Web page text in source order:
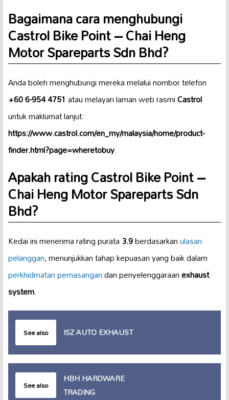
Bagaimana cara menghubungi
Castrol Bike Point – Chai Heng
Motor Spareparts Sdn Bhd?
Anda boleh menghubungi mereka melalui nombor telefon
+60 6-954 4751 atau melayari laman web rasmiCastrol
untuk maklumat lanjut:
https://www.castrol.com/en_my/malaysia/home/product-
finder.html?page=wheretobuy.
Apakah rating Castrol Bike Point –
Chai Heng Motor Spareparts Sdn
Bhd?
Kedai ini menerima rating purata3.9berdasarkanulasan
pelanggan, menunjukkan tahap kepuasan yang baik dalam
perkhidmatan pemasangandan penyelenggaraanexhaust
system.
See also ISZ AUTO EXHAUST
See also
HBH HARDWARE
TRADING